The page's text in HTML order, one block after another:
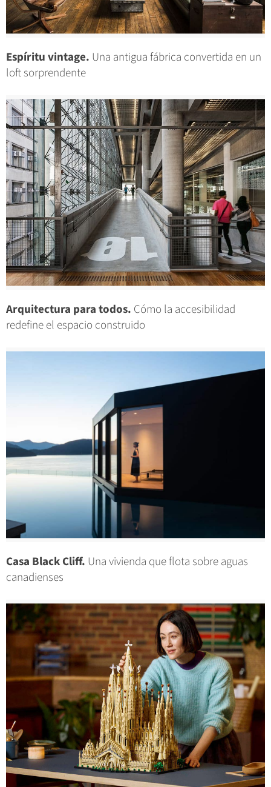
Espíritu vintage. Una antigua fábrica convertida en un
loft sorprendente
Arquitectura para todos. Cómo la accesibilidad
redefine el espacio construido
Casa Black Cliff. Una vivienda que flota sobre aguas
canadienses